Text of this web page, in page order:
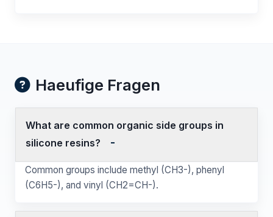
Haeufige Fragen
What are common organic side groups in
silicone resins?
Common groups include methyl (CH3-), phenyl
(C6H5-), and vinyl (CH2=CH-).